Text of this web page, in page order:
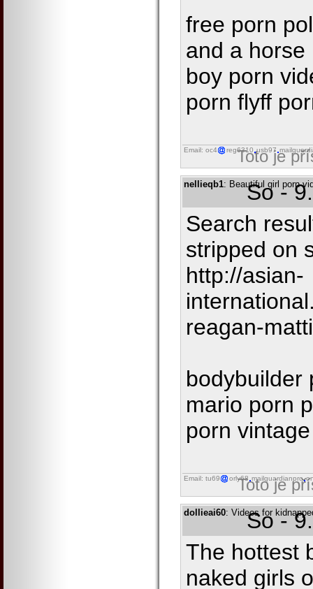
free porn
and a horse
boy porn
porn flyff
Email: oc4 reg6310 usb97
Toto je
nellieqb1: Beautiful girl porn
So -
Search
stripped on
http://asian-
reagan-
bodybuilder
mario porn
porn
Email: tu69 orly68 mailguardianpro
Toto je
dollieai60: Videos for
So -
The hottest
naked girls